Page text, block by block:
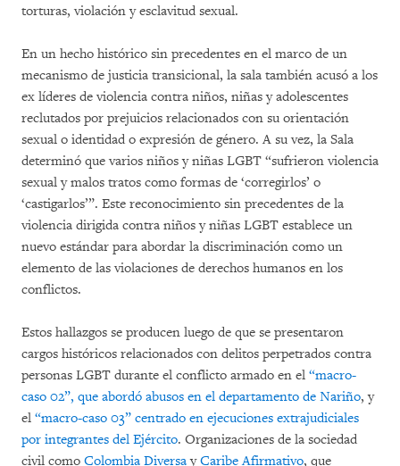
torturas, violación y esclavitud sexual.
En un hecho histórico sin precedentes en el marco de un
mecanismo de justicia transicional, la sala también acusó a los
ex líderes de violencia contra niños, niñas y adolescentes
reclutados por prejuicios relacionados con su orientación
sexual o identidad o expresión de género. A su vez, la Sala
determinó que varios niños y niñas LGBT “sufrieron violencia
sexual y malos tratos como formas de ‘corregirlos’ o
‘castigarlos’”. Este reconocimiento sin precedentes de la
violencia dirigida contra niños y niñas LGBT establece un
nuevo estándar para abordar la discriminación como un
elemento de las violaciones de derechos humanos en los
conflictos.
Estos hallazgos se producen luego de que se presentaron
cargos históricos relacionados con delitos perpetrados contra
personas LGBT durante el conflicto armado en el “macro-
caso 02”, que abordó abusos en el departamento de Nariño, y
el “macro-caso 03” centrado en ejecuciones extrajudiciales
por integrantes del Ejército. Organizaciones de la sociedad
civil como Colombia DiversayCaribe Afirmativo, que